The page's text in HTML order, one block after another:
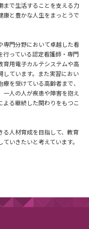
で生活することを支える力
と豊かな人生をまっとうで
門分野において卓越した看
行っている認定看護師・専門
育用電子カルテシステムや高
しています。また実習におい
を受けている高齢者まで、
人の人が疾患や障害を抱え
る継続した関わりをもつこ
人材育成を目指して、教育
いきたいと考えています。